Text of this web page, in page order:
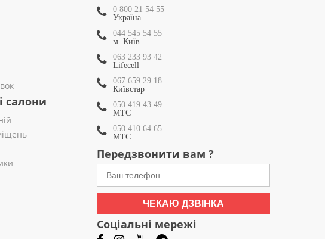
салони
0 800 21 54 55
Україна
044 545 54 55
м. Київ
063 233 93 42
Lifecell
067 659 29 18
Київстар
050 419 43 49
МТС
050 410 64 65
МТС
Передзвонити вам ?
ЧЕКАЮ ДЗВІНКА
Соціальні мережі